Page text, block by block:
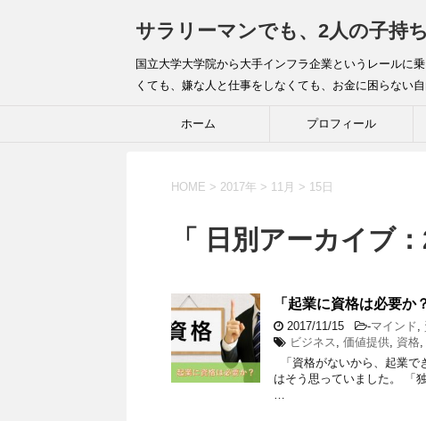
サラリーマンでも、2人の子持
国立大学大学院から大手インフラ企業というレールに
くても、嫌な人と仕事をしなくても、お金に困らない
ホーム プロフィール
HOME > 2017年 > 11月 > 15日
「 日別アーカイブ
「起業に資格は必要か
2017/11/15 -マインド,
ビジネス , 価値提供, 資格,
「資格がないから、起業
はそう思っていました。 「
…